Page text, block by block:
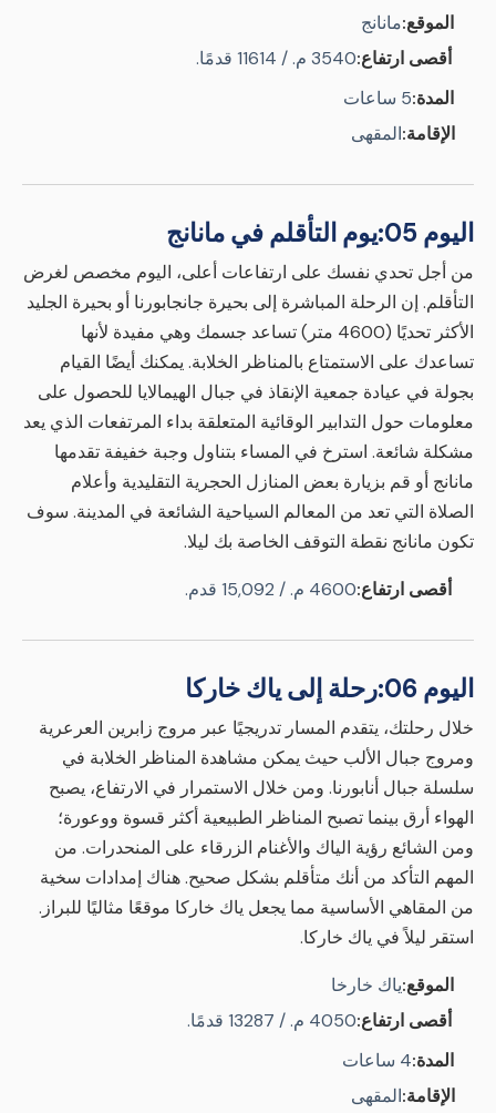
الموقع:مانانج
أقصى ارتفاع:3540 م. / 11614 قدمًا.
المدة:5 ساعات
الإقامة:المقهى
اليوم 05: يوم التأقلم في مانانج
من أجل تحدي نفسك على ارتفاعات أعلى، اليوم مخصص لغرض
التأقلم. إن الرحلة المباشرة إلى بحيرة جانجابورنا أو بحيرة الجليد
الأكثر تحديًا (4600 متر) تساعد جسمك وهي مفيدة لأنها
تساعدك على الاستمتاع بالمناظر الخلابة. يمكنك أيضًا القيام
بجولة في عيادة جمعية الإنقاذ في جبال الهيمالايا للحصول على
معلومات حول التدابير الوقائية المتعلقة بداء المرتفعات الذي يعد
مشكلة شائعة. استرخ في المساء بتناول وجبة خفيفة تقدمها
مانانج أو قم بزيارة بعض المنازل الحجرية التقليدية وأعلام
الصلاة التي تعد من المعالم السياحية الشائعة في المدينة. سوف
تكون مانانج نقطة التوقف الخاصة بك ليلا.
أقصى ارتفاع:4600 م. / 15,092 قدم.
اليوم 06: رحلة إلى ياك خاركا
خلال رحلتك، يتقدم المسار تدريجيًا عبر مروج زابرين العرعرية
ومروج جبال الألب حيث يمكن مشاهدة المناظر الخلابة في
سلسلة جبال أنابورنا. ومن خلال الاستمرار في الارتفاع، يصبح
الهواء أرق بينما تصبح المناظر الطبيعية أكثر قسوة ووعورة؛
ومن الشائع رؤية الياك والأغنام الزرقاء على المنحدرات. من
المهم التأكد من أنك متأقلم بشكل صحيح. هناك إمدادات سخية
من المقاهي الأساسية مما يجعل ياك خاركا موقعًا مثاليًا للبراز.
استقر ليلاً في ياك خاركا.
الموقع:ياك خارخا
أقصى ارتفاع:4050 م. / 13287 قدمًا.
المدة:4 ساعات
الإقامة:المقهى